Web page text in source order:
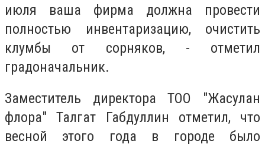
июля ваша фирма должна провести
полностью инвентаризацию, очистить
клумбы от сорняков, - отметил
градоначальник.
Заместитель директора ТОО "Жасулан
флора" Талгат Габдуллин отметил, что
весной этого года в городе было